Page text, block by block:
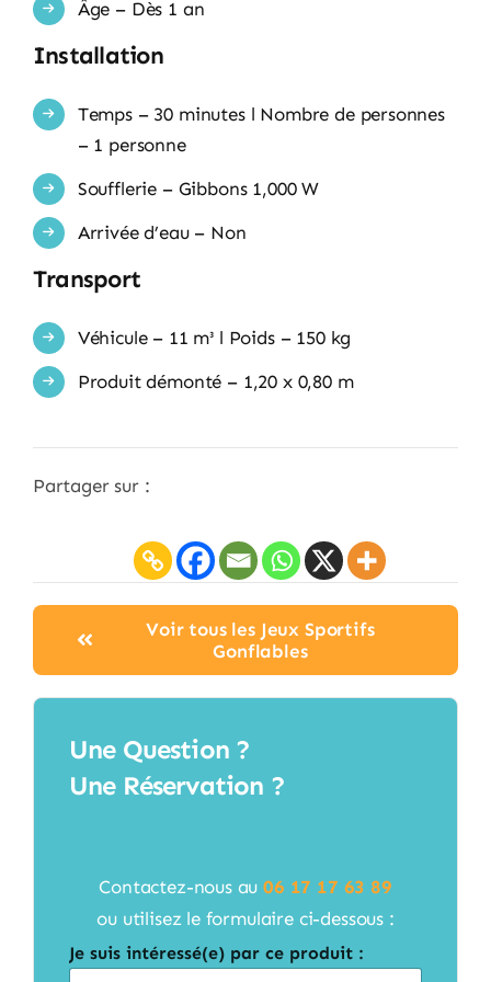
Âge – Dès 1 an
Installation
Temps – 30 minutes l Nombre de personnes
– 1 personne
Soufflerie – Gibbons 1,000 W
Arrivée d’eau – Non
Transport
Véhicule – 11 m³ l Poids – 150 kg
Produit démonté – 1,20 x 0,80 m
Partager sur :
Voir tous les Jeux Sportifs
Gonflables
Une Question ?
Une Réservation ?
Contactez-nous au06 17 17 63 89
ou utilisez le formulaire ci-dessous :
Je suis intéressé(e) par ce produit :